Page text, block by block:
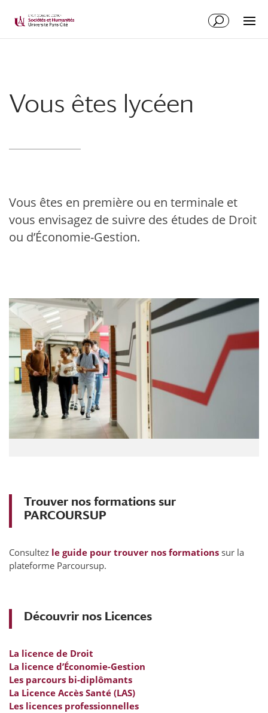
Vous êtes lycéen
Vous êtes en première ou en terminale et
vous envisagez de suivre des études de Droit
ou d’Économie-Gestion.
Trouver nos formations sur
PARCOURSUP
Consultez le guide pour trouver nos formations sur la
plateforme Parcoursup.
Découvrir nos Licences
La licence de Droit
La licence d’Économie-Gestion
Les parcours bi-diplômants
La Licence Accès Santé (LAS)
Les licences professionnelles